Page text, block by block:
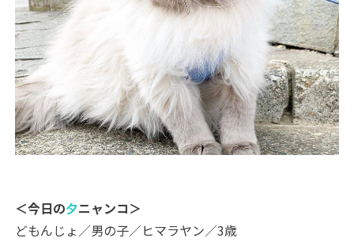
＜今日の夕ニャンコ＞
どもんじょ／男の子／ヒマラヤン／3歳